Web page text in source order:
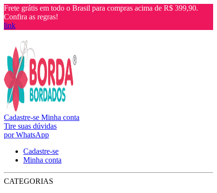
Frete grátis em todo o Brasil para compras acima de R$ 399,90.
Confira as regras!
link
Cadastre-se Minha conta
Tire suas dúvidas
por WhatsApp
Cadastre-se
Minha conta
CATEGORIAS